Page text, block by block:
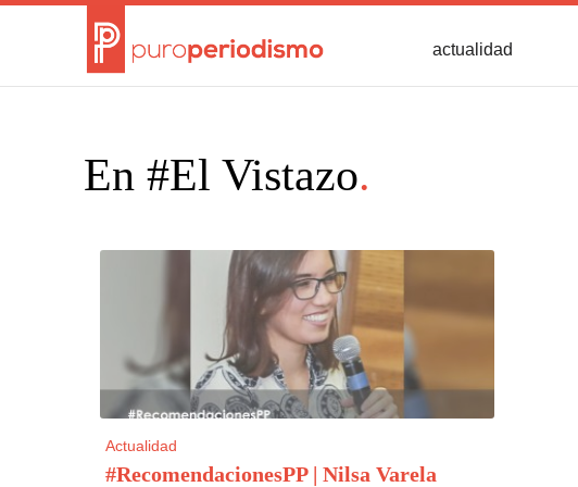
actualidad
En #El Vistazo.
Actualidad
#RecomendacionesPP | Nilsa Varela